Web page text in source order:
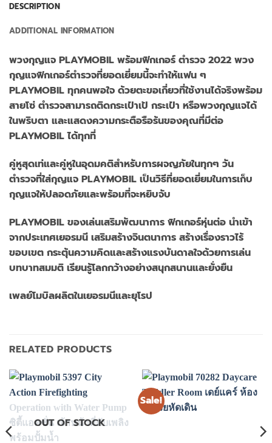
DESCRIPTION
ADDITIONAL INFORMATION
พวงกุญแจ PLAYMOBIL พร้อมฟิกเกอร์ ตำรวจ 2022 พวง
กุญแจฟิกเกอร์ตำรวจที่ยอดเยี่ยมนี้จะทำให้แฟน ๆ
PLAYMOBIL ทุกคนพอใจ ด้วยตะขอเกี่ยวที่ใช้งานได้จริงพร้อม
สายโซ่ ตำรวจสามารถติดกระเป๋าเป้ กระเป๋า หรือพวงกุญแจได้
ในพริบตา และแสดงความกระตือรือร้นของคุณที่มีต่อ
PLAYMOBIL ได้ทุกที่
คู่หูสุดเท่และคู่หูในอุดมคติสำหรับการผจญภัยในทุกๆ วัน
ตำรวจที่ใส่กุญแจ PLAYMOBIL เป็นวิธีที่ยอดเยี่ยมในการเก็บ
กุญแจให้ปลอดภัยและพร้อมที่จะหยิบจับ
PLAYMOBIL ของเล่นเสริมพัฒนาการ ฟิกเกอร์หุ่นต่อ นำเข้า
จากประเทศเยอรมนี เสริมสร้างจินตนาการ สร้างเรื่องราวไร้
ขอบเขต กระตุ้นความคิดและสร้างแรงบันดาลใจด้วยการเล่น
บทบาทสมมติ เรียนรู้โลกกว้างอย่างสนุกสนานและยั่งยืน
เพลย์โมบิลผลิตในเยอรมนีและยุโรป
RELATED PRODUCTS
OUT OF STOCK
Sale!